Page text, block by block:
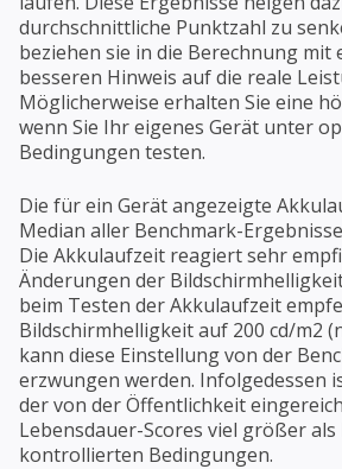
durchschnittliche Punktzahl zu
beziehen sie in die Berechnung mit
besseren Hinweis auf die reale
Möglicherweise erhalten Sie eine
wenn Sie Ihr eigenes Gerät unter
Bedingungen testen.
Die für ein Gerät angezeigte
Median aller Benchmark-
Die Akkulaufzeit reagiert sehr
Änderungen der
beim Testen der Akkulaufzeit
Bildschirmhelligkeit auf 200 cd/m2
kann diese Einstellung von der
erzwungen werden. Infolgedessen
der von der Öffentlichkeit
Lebensdauer-Scores viel größer
kontrollierten Bedingungen.